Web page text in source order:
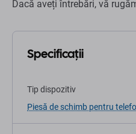
Dacă aveți întrebări, vă
Specificații
Tip dispozitiv
Piesă de schimb pentru